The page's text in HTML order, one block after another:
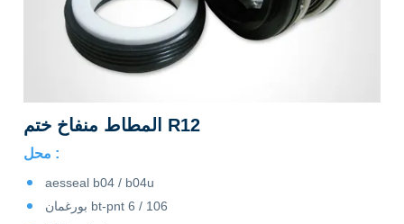
المطاط منفاخ ختم R12
محل :
aesseal b04 / b04u
بورغمان bt-pnt 6 / 106